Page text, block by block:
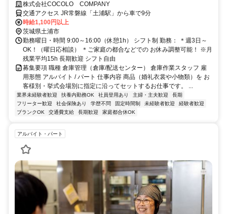
み 週3日～OK 曜日応相談
株式会社COCOLO COMPANY
交通アクセス JR常磐線「土浦駅」から車で9分
時給1,100円以上
茨城県土浦市
勤務曜日・時間 9:00～16:00（休憩1h） シフト制 勤務： ＊週3日～
OK！（曜日応相談） ＊ご家庭の都合などでの お休み調整可能！ ※月
残業平均15h 長期歓迎 シフト自由
募集要項 職種 倉庫管理（倉庫/配送センター） 倉庫作業スタッフ 雇
用形態 アルバイト / パート 仕事内容 商品（婚礼衣裳や小物類）を お
客様別・挙式会場別に指定に沿ってセットするお仕事です。 ...
業界未経験者歓迎 扶養内勤務OK 社員登用あり 主婦・主夫歓迎
長期
フリーター歓迎
社会保険あり 学歴不問 固定時間制 未経験者歓迎
経験者歓迎
ブランクOK
交通費支給 長期歓迎 家庭都合休OK
アルバイト・パート